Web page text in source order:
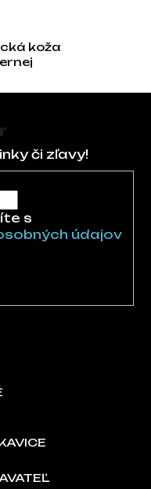
koža
či zľavy!
s
údajov